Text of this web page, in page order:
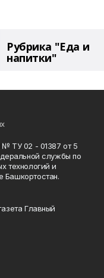
Рубрика "Еда и
напитки"
ТУ 02 - 01387 от 5
службы по
технологий и
Башкортостан.
Главный